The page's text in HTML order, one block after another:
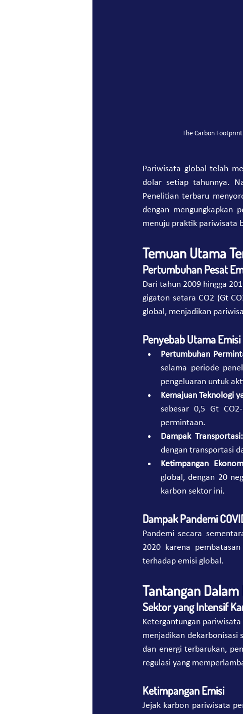
The Carbon
Pariwisata global telah
dolar setiap tahunnya.
Penelitian terbaru
dengan mengungkapkan
menuju praktik pariwisata
Temuan Utama
Pertumbuhan Pesat
Dari tahun 2009 hingga
gigaton setara CO2 (Gt
global, menjadikan
Penyebab Utama Emisi
Pertumbuhan
selama periode
pengeluaran untuk
Kemajuan Teknologi
sebesar 0,5 Gt
permintaan.
Dampak Transportasi:
dengan transportasi
Ketimpangan
global, dengan 20
karbon sektor ini.
Dampak Pandemi
Pandemi secara
2020 karena
terhadap emisi global.
Tantangan
Sektor yang Intensif
Ketergantungan
menjadikan dekarbonisasi
dan energi terbarukan,
regulasi yang
Ketimpangan Emisi
Jejak karbon pariwisata